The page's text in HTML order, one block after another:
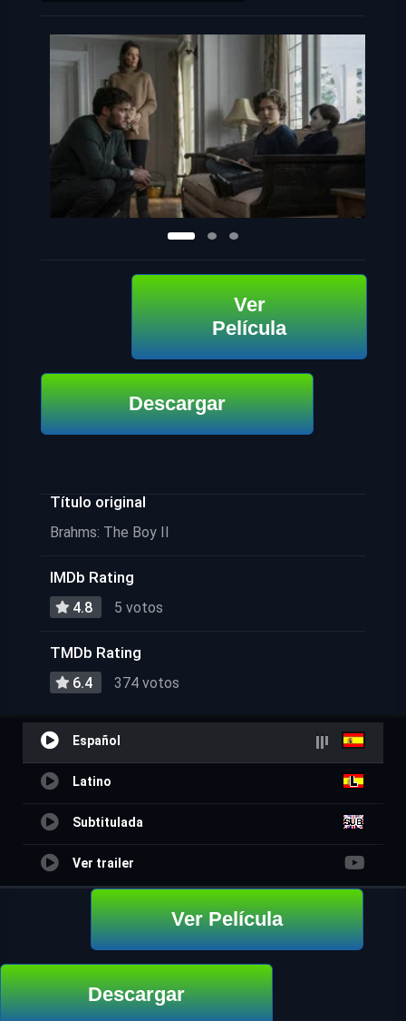
Ver
Película
Descargar
Título original
Brahms: The Boy II
IMDb Rating
4.8 5 votos
TMDb Rating
6.4 374 votos
Español
Latino
Subtitulada
Ver trailer
Ver Película
Descargar